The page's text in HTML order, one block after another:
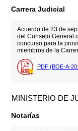
Carrera Judicial
Acuerdo de 23 de
del Consejo General
concurso para la
miembros de la
PDF (BOE-A-
MINISTERIO DE
Notarías